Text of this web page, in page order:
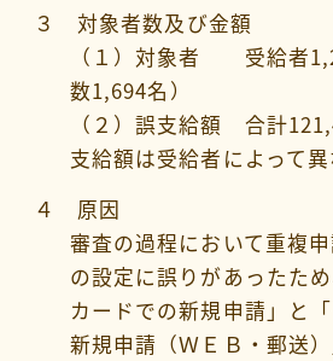
３ 対象者数及び金額
（１）対象者 受給者
数1,694名）
（２）誤支給額 合計
支給額は受給者によって異
４ 原因
審査の過程において重複
の設定に誤りがあったた
カードでの新規申請」と
新規申請（ＷＥＢ・郵送